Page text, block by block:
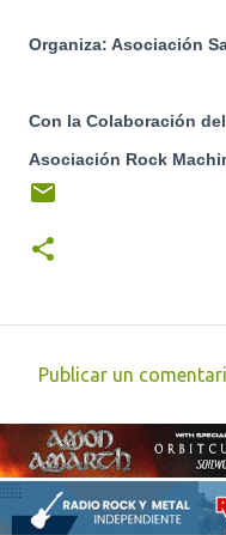
Organiza: Asociación
Con la Colaboración
Asociación Rock
o
m
e
Publicar un